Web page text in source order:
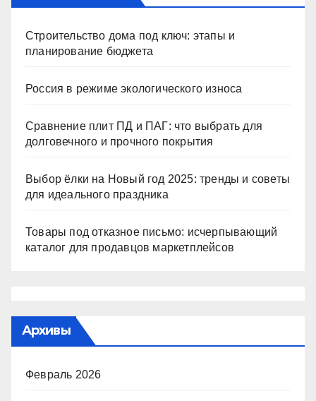
Строительство дома под ключ: этапы и
планирование бюджета
Россия в режиме экологического износа
Сравнение плит ПД и ПАГ: что выбрать для
долговечного и прочного покрытия
Выбор ёлки на Новый год 2025: тренды и советы
для идеального праздника
Товары под отказное письмо: исчерпывающий
каталог для продавцов маркетплейсов
Архивы
Февраль 2026